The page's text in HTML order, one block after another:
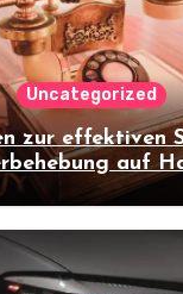
Uncategorized
zur effektiven
auf